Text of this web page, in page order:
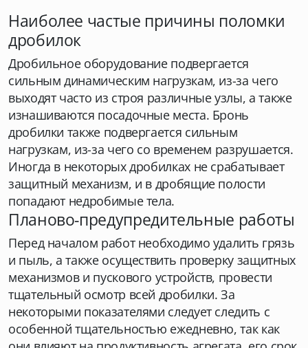
Наиболее частые причины поломки
дробилок
Дробильное оборудование подвергается
сильным динамическим нагрузкам, из-за чего
выходят часто из строя различные узлы, а также
изнашиваются посадочные места. Бронь
дробилки также подвергается сильным
нагрузкам, из-за чего со временем разрушается.
Иногда в некоторых дробилках не срабатывает
защитный механизм, и в дробящие полости
попадают недробимые тела.
Планово-предупредительные работы
Перед началом работ необходимо удалить грязь
и пыль, а также осуществить проверку защитных
механизмов и пускового устройств, провести
тщательный осмотр всей дробилки. За
некоторыми показателями следует следить с
особенной тщательностью ежедневно, так как